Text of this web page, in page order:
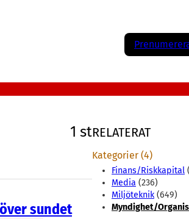
1 st
sundet
RELATERAT
Kategorier (4)
Finans/Riskkapital
Media (236)
Miljöteknik(649)
Myndighet/